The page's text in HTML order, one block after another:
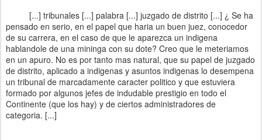
[...] tribunales [...] palabra [...] juzgado de distrito [...] ¿ Se ha
pensado en serio, en el papel que haria un buen juez, conocedor
de su carrera, en el caso de que le aparezca un indigena
hablandole de una mininga con su dote? Creo que le meteriamos
en un apuro. No es por tanto mas natural, que su papel de juzgado
de distrito, aplicado a indigenas y asuntos indigenas lo desempena
un tribunal de marcadamente caracter politico y que estuviera
formado por algunos jefes de indudable prestigio en todo el
Continente (que los hay) y de ciertos administradores de
categoria. [...]